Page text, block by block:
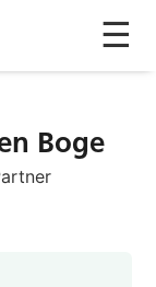
☰
Boge